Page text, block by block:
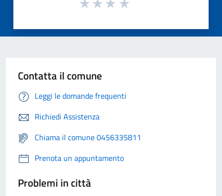
Contatta il comune
Leggi le domande frequenti
Richiedi Assistenza
Chiama il comune 0456335811
Prenota un appuntamento
Problemi in città